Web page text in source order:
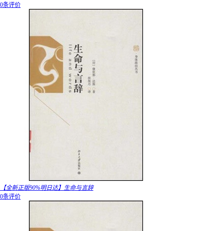
0条评价
【全新正版90%明日达】生命与言辞
0条评价